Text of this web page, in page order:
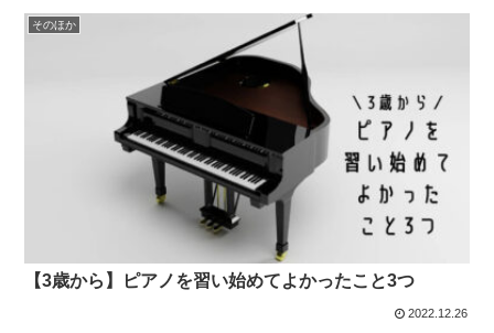
そのほか
【3歳から】ピアノを習い始めてよかったこと3つ
2022.12.26